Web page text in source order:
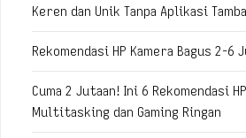
Keren dan Unik Tanpa Aplikasi
Rekomendasi HP Kamera Bagus 2-6
Cuma 2 Jutaan! Ini 6 Rekomendasi
Multitasking dan Gaming Ringan